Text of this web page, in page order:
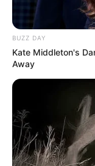
BUZZ DAY
Kate Middleton's
Away